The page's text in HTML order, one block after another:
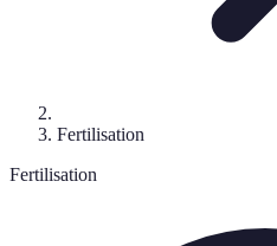
Fertilisation
Fertilisation